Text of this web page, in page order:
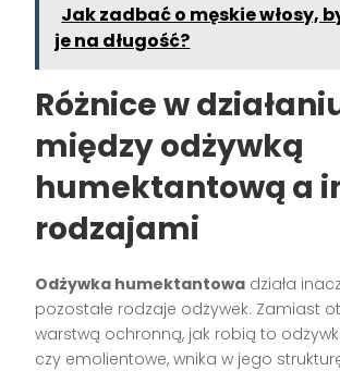
Jak zadbać o męskie włosy,
je na długość?
Różnice w
między odżywką
humektantową a
rodzajami
Odżywka humektantowa działa
pozostałe rodzaje odżywek. Zamiast
warstwą ochronną, jak robią to
czy emolientowe, wnika w jego